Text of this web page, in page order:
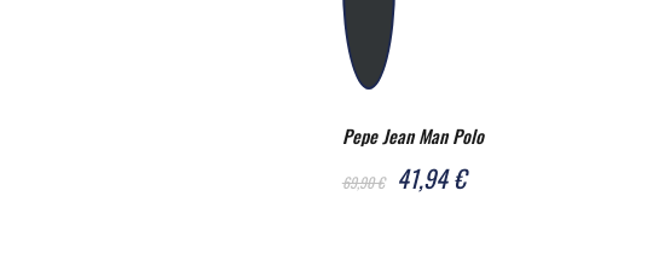
Pepe Jean Man Polo
69,90 € 41,94 €